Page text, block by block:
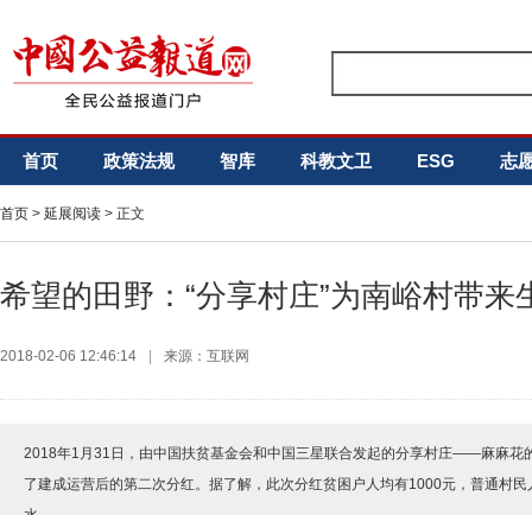
首页 政策法规 智库 科教文卫 ESG 志
首页 > 延展阅读 > 正文
希望的田野：“分享村庄”为南峪村带来
2018-02-06 12:46:14 来源：互联网
2018年1月31日，由中国扶贫基金会和中国三星联合发起的分享村庄——麻麻花
了建成运营后的第二次分红。据了解，此次分红贫困户人均有1000元，普通村